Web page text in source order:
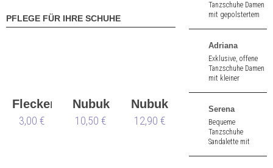
PFLEGE FÜR IHRE SCHUHE
Flecken
Anna
3,00 €
Nubuk
&
10,50 €
Nubuk
Box
12,90 €
Tanzschuhe Damen
mit gepolstertem
silbernem Brokat.
Durchgehende
Sohle. 1,0 cm hoher
Absatz.
Adriana
Exklusive, offene
Tanzschuhe Damen
mit kleiner
bedrucktem Leder.
7,0 cm hoher
Absatz.
Serena
Bequeme
Tanzschuhe
Sandalette mit